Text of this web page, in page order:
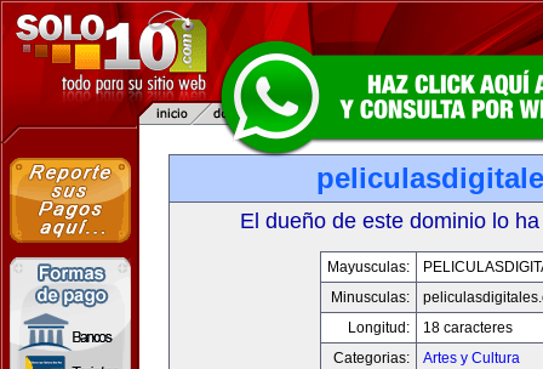
El dueño de este dominio lo
Mayusculas:
Minusculas:
Longitud:
18 caracteres
Categorias:
Artes y Cultura